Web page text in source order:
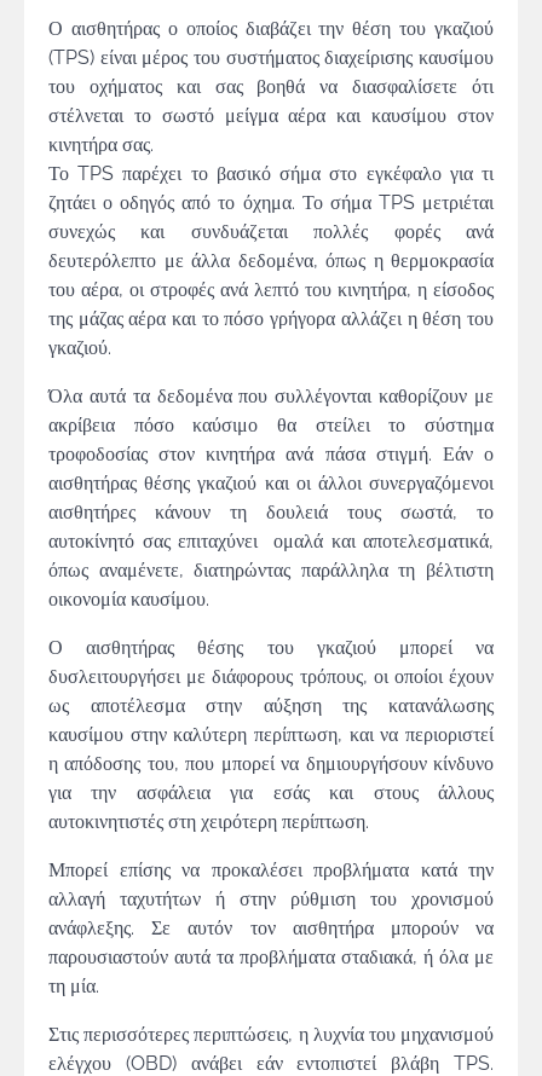
Ο αισθητήρας ο οποίος διαβάζει την θέση του γκαζιού
(TPS) είναι μέρος του συστήματος διαχείρισης καυσίμου
του οχήματος και σας βοηθά να διασφαλίσετε ότι
στέλνεται το σωστό μείγμα αέρα και καυσίμου στον
κινητήρα σας.
Το TPS παρέχει το βασικό σήμα στο εγκέφαλο για τι
ζητάει ο οδηγός από το όχημα. Το σήμα TPS μετριέται
συνεχώς και συνδυάζεται πολλές φορές ανά
δευτερόλεπτο με άλλα δεδομένα, όπως η θερμοκρασία
του αέρα, οι στροφές ανά λεπτό του κινητήρα, η είσοδος
της μάζας αέρα και το πόσο γρήγορα αλλάζει η θέση του
γκαζιού.
Όλα αυτά τα δεδομένα που συλλέγονται καθορίζουν με
ακρίβεια πόσο καύσιμο θα στείλει το σύστημα
τροφοδοσίας στον κινητήρα ανά πάσα στιγμή. Εάν ο
αισθητήρας θέσης γκαζιού και οι άλλοι συνεργαζόμενοι
αισθητήρες κάνουν τη δουλειά τους σωστά, το
αυτοκίνητό σας επιταχύνει ομαλά και αποτελεσματικά,
όπως αναμένετε, διατηρώντας παράλληλα τη βέλτιστη
οικονομία καυσίμου.
Ο αισθητήρας θέσης του γκαζιού μπορεί να
δυσλειτουργήσει με διάφορους τρόπους, οι οποίοι έχουν
ως αποτέλεσμα στην αύξηση της κατανάλωσης
καυσίμου στην καλύτερη περίπτωση, και να περιοριστεί
η απόδοσης του, που μπορεί να δημιουργήσουν κίνδυνο
για την ασφάλεια για εσάς και στους άλλους
αυτοκινητιστές στη χειρότερη περίπτωση.
Μπορεί επίσης να προκαλέσει προβλήματα κατά την
αλλαγή ταχυτήτων ή στην ρύθμιση του χρονισμού
ανάφλεξης. Σε αυτόν τον αισθητήρα μπορούν να
παρουσιαστούν αυτά τα προβλήματα σταδιακά, ή όλα με
τη μία.
Στις περισσότερες περιπτώσεις, η λυχνία του μηχανισμού
ελέγχου (OBD) ανάβει εάν εντοπιστεί βλάβη TPS.